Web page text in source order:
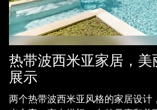
热带波西米亚家居，
展示
两个热带波西米亚风格的家居设计